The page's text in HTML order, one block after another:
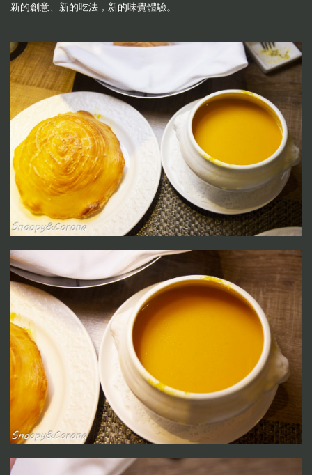
新的創意、新的吃法，新的味覺體驗。